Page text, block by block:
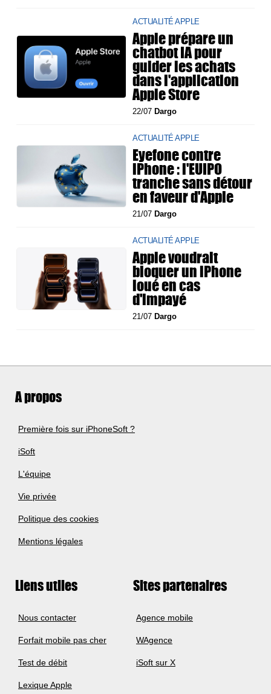
ACTUALITÉ APPLE
Apple prépare un
chatbot IA pour
guider les achats
dans l'application
Apple Store
22/07 Dargo
ACTUALITÉ APPLE
Eyefone contre
iPhone : l'EUIPO
tranche sans détour
en faveur d'Apple
21/07 Dargo
ACTUALITÉ APPLE
Apple voudrait
bloquer un iPhone
loué en cas
d'impayé
21/07 Dargo
A propos
Première fois sur iPhoneSoft ?
iSoft
L'équipe
Vie privée
Politique des cookies
Mentions légales
Liens utiles
Nous contacter
Forfait mobile pas cher
Test de débit
Lexique Apple
Sites partenaires
Agence mobile
WAgence
iSoft sur X